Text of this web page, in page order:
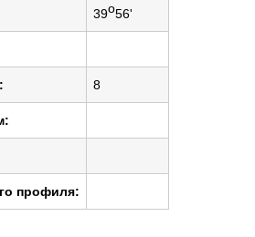
39o56'
8
профиля: